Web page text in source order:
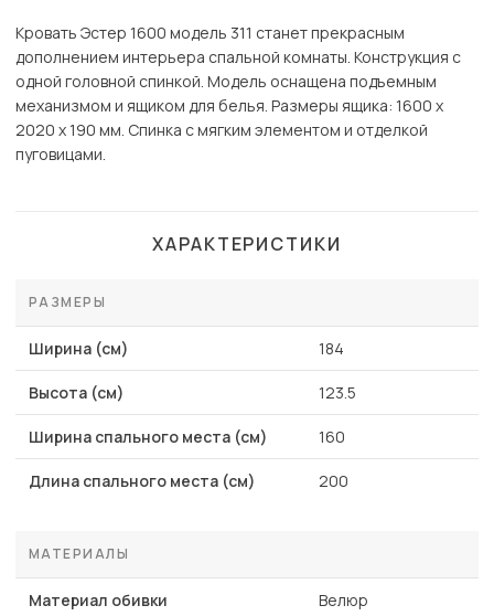
Кровать Эстер 1600 модель 311 станет прекрасным
дополнением интерьера спальной комнаты. Конструкция с
одной головной спинкой. Модель оснащена подъемным
механизмом и ящиком для белья. Размеры ящика: 1600 х
2020 х 190 мм. Спинка с мягким элементом и отделкой
пуговицами.
ХАРАКТЕРИСТИКИ
РАЗМЕРЫ
Ширина (см) 184
Высота (см) 123.5
Ширина спального места (см) 160
Длина спального места (см) 200
МАТЕРИАЛЫ
Материал обивки Велюр